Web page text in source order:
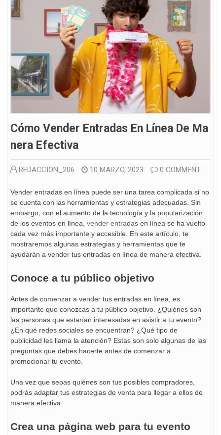
Cómo Vender Entradas En Línea De Ma
Nera Efectiva
REDACCION_206 10 MARZO, 2023 0 COMMENT
Vender entradas en línea puede ser una tarea complicada si no
se cuenta con las herramientas y estrategias adecuadas. Sin
embargo, con el aumento de la tecnología y la popularización
de los eventos en línea, vender entradas en línea se ha vuelto
cada vez más importante y accesible. En este artículo, te
mostraremos algunas estrategias y herramientas que te
ayudarán a vender tus entradas en línea de manera efectiva.
Conoce a tu público objetivo
Antes de comenzar a vender tus entradas en línea, es
importante que conozcas a tu público objetivo. ¿Quiénes son
las personas que estarían interesadas en asistir a tu evento?
¿En qué redes sociales se encuentran? ¿Qué tipo de
publicidad les llama la atención? Estas son solo algunas de las
preguntas que debes hacerte antes de comenzar a
promocionar tu evento.
Una vez que sepas quiénes son tus posibles compradores,
podrás adaptar tus estrategias de venta para llegar a ellos de
manera efectiva.
Crea una página web para tu evento